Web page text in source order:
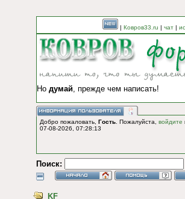
| Ковров33.ru | чат|
Но думай, прежде чем написать!
Добро пожаловать, Гость . Пожалуйста, войдите
07-08-2026, 07:28:13
Поиск:
KF